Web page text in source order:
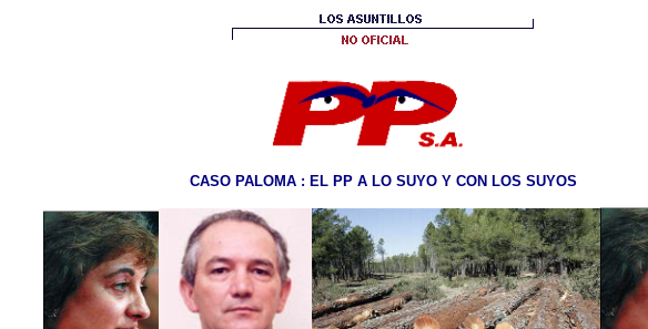
CASO PALOMA : EL PP A LO SUYO Y CON LOS SUYOS